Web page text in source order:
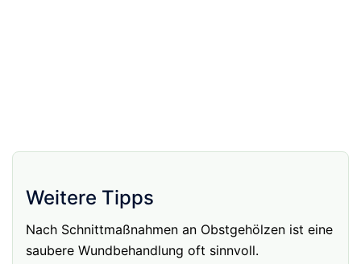
Weitere Tipps
Nach Schnittmaßnahmen an Obstgehölzen ist eine
saubere Wundbehandlung oft sinnvoll.